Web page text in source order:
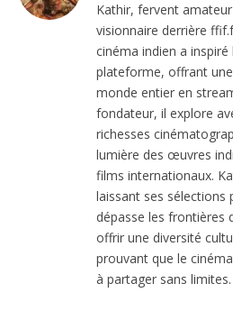
Kathir, fervent
visionnaire derrière
cinéma indien a
plateforme, offrant
monde entier en
fondateur, il explore
richesses
lumière des œuvres
films internationaux.
laissant ses sélections
dépasse les frontières
offrir une diversité
prouvant que le
à partager sans limites.